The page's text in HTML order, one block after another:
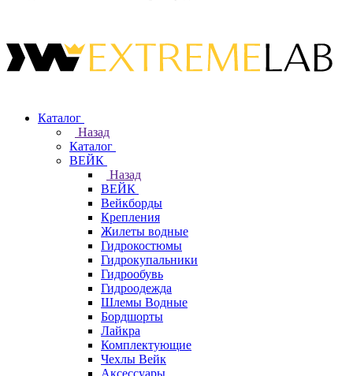
Каталог
Назад
Каталог
ВЕЙК
Назад
ВЕЙК
Вейкборды
Крепления
Жилеты водные
Гидрокостюмы
Гидрокупальники
Гидрообувь
Гидроодежда
Шлемы Водные
Бордшорты
Лайкра
Комплектующие
Чехлы Вейк
Аксессуары